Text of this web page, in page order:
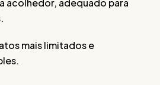
acolhedor, adequado para
mais limitados e